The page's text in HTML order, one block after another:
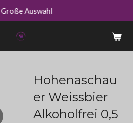
Große Auswahl
Hohenaschau
er Weissbier
Alkoholfrei 0,5